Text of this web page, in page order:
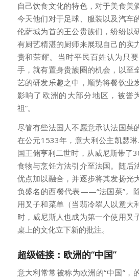
自己饮食文化的特色，对于美食美
今天他们对于足球、服装以及汽车
伦萨城为首的王公贵族们，纷纷以
有厨艺精湛的厨师来展现自己的实
贵和荣耀。当时平民百姓认为只
手，就有置身贵族圈的机会，以至
艺的研发乐趣之中，顺势将餐饮业
影响了欧洲的大部分地区，被誉
祖”。
尽管有些法国人不愿意承认法国菜
在公元1533年，意大利公主凯瑟
国王储亨利二世时，从威尼斯带了
食物与烹饪方法引介至法国。随后
优点加以融合，并逐步将其发扬光
负盛名的西餐代表——“法国菜”。
用叉子和菜单（当翡冷翠人以意大
时，威尼斯人也成为第一个使用叉
桌上的文化立下新的批注。
超级链接：欧洲的“中国”
意大利常常被称为欧洲的“中国”，